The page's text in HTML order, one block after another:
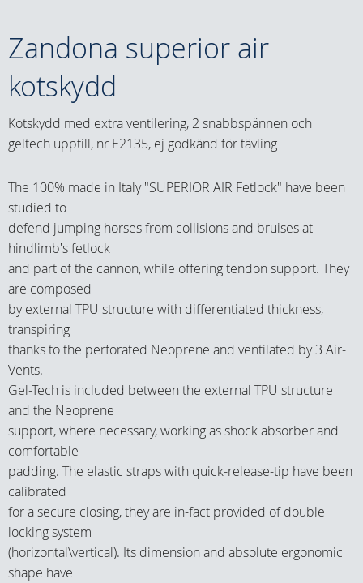
Zandona superior air
kotskydd
Kotskydd med extra ventilering, 2 snabbspännen och
geltech upptill, nr E2135, ej godkänd för tävling
The 100% made in Italy "SUPERIOR AIR Fetlock" have been
studied to
defend jumping horses from collisions and bruises at
hindlimb's fetlock
and part of the cannon, while offering tendon support. They
are composed
by external TPU structure with differentiated thickness,
transpiring
thanks to the perforated Neoprene and ventilated by 3 Air-
Vents.
Gel-Tech is included between the external TPU structure
and the Neoprene
support, where necessary, working as shock absorber and
comfortable
padding. The elastic straps with quick-release-tip have been
calibrated
for a secure closing, they are in-fact provided of double
locking system
(horizontal\vertical). Its dimension and absolute ergonomic
shape have